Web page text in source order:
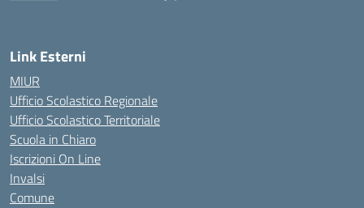
Link Esterni
MIUR
Ufficio Scolastico Regionale
Ufficio Scolastico Territoriale
Scuola in Chiaro
Iscrizioni On Line
Invalsi
Comune